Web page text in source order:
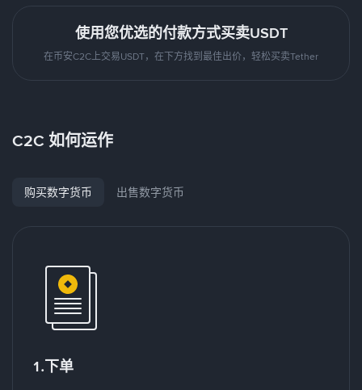
使用您优选的付款方式买卖USDT
在币安C2C上交易USDT，在下方找到最佳出价，轻松买卖Tether
C2C 如何运作
购买数字货币 出售数字货币
1.下单